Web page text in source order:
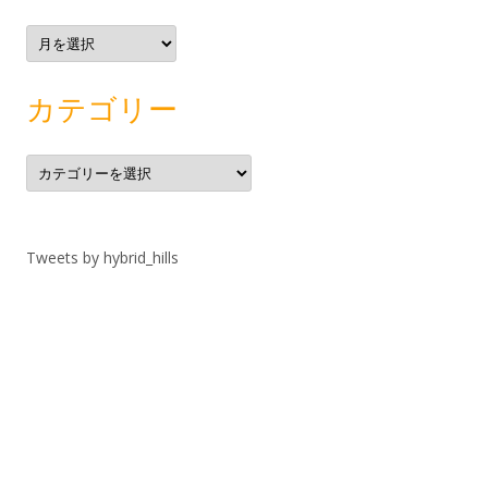
ア
ー
カ
カテゴリー
カ
テ
ゴ
Tweets by hybrid_hills